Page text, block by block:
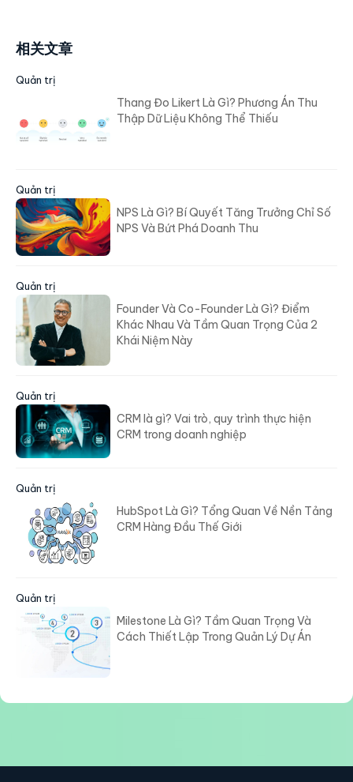
相关文章
Quản trị
Thang Đo Likert Là Gì? Phương Án Thu
Thập Dữ Liệu Không Thể Thiếu
Quản trị
NPS Là Gì? Bí Quyết Tăng Trưởng Chỉ Số
NPS Và Bứt Phá Doanh Thu
Quản trị
Founder Và Co-Founder Là Gì? Điểm
Khác Nhau Và Tầm Quan Trọng Của 2
Khái Niệm Này
Quản trị
CRM là gì? Vai trò, quy trình thực hiện
CRM trong doanh nghiệp
Quản trị
HubSpot Là Gì? Tổng Quan Về Nền Tảng
CRM Hàng Đầu Thế Giới
Quản trị
Milestone Là Gì? Tầm Quan Trọng Và
Cách Thiết Lập Trong Quản Lý Dự Án